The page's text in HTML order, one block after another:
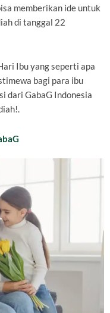
memberikan ide untuk
di tanggal 22
Ibu yang seperti apa
bagi para ibu
dari GabaG Indonesia